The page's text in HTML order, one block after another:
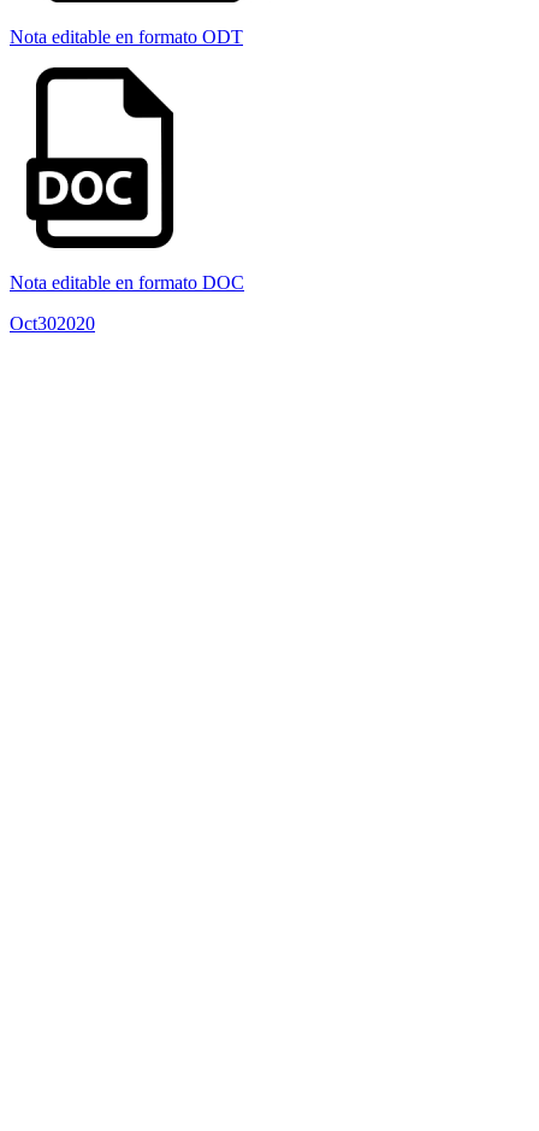
Nota editable en formato ODT
Nota editable en formato DOC
Oct302020